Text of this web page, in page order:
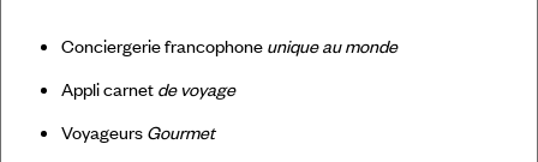
Conciergerie francophone unique au monde
Appli carnet de voyage
Voyageurs Gourmet